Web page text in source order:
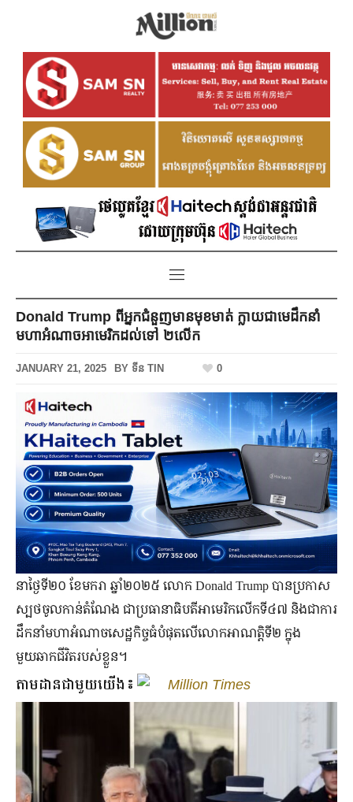
Donald Trump ពីអ្នកជំនួញមានមុខមាត់ ក្លាយជាមេដឹកនាំ
មហាអំណាចអាមេរិកដល់ទៅ ២លើក
JANUARY 21, 2025 BY ទីន TIN 0
នាថ្ងៃទី២០ ខែមករា ឆ្នាំ២០២៥ លោក Donald Trump បានប្រកាស
ស្បថចូលកាន់តំណែង ជាប្រធានាធិបតីអាមេរិកលើកទី៤៧ និងជាការ
ដឹកនាំមហាអំណាចសេដ្ឋកិច្ចធំបំផុតលើលោកអាណត្តិទី២ ក្នុង
មួយឆាកជីវិតរបស់ខ្លួន។
តាមដានជាមួយយើង៖ Million Times